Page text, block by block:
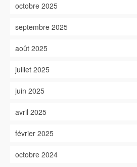
octobre 2025
septembre 2025
août 2025
juillet 2025
juin 2025
avril 2025
février 2025
octobre 2024